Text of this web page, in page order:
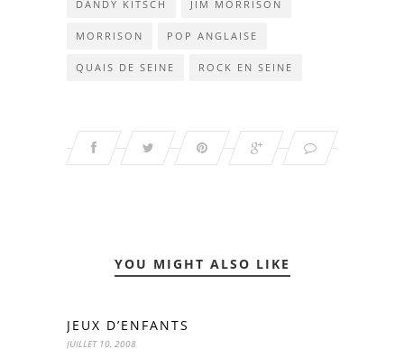
DANDY KITSCH JIM MORRISON
MORRISON POP ANGLAISE
QUAIS DE SEINE ROCK EN SEINE
YOU MIGHT ALSO LIKE
JEUX D’ENFANTS
JUILLET 10, 2008